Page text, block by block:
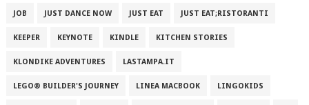
JOB JUST DANCE NOW JUST EAT JUST EAT;RISTORANTI
KEEPER KEYNOTE KINDLE KITCHEN STORIES
KLONDIKE ADVENTURES LASTAMPA.IT
LEGO® BUILDER'S JOURNEY LINEA MACBOOK LINGOKIDS